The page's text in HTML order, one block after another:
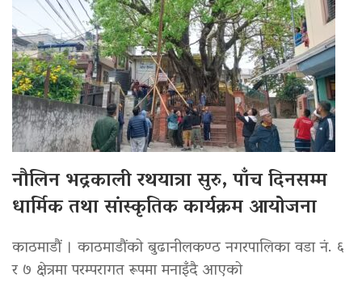
नौलिन भद्रकाली रथयात्रा सुरु, पाँच दिनसम्म
धार्मिक तथा सांस्कृतिक कार्यक्रम आयोजना
काठमाडौं । काठमाडौंको बुढानीलकण्ठ नगरपालिका वडा नं. ६
र ७ क्षेत्रमा परम्परागत रूपमा मनाइँदै आएको